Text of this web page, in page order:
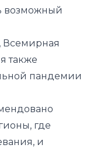
возможный
Всемирная
также
пандемии
где
и